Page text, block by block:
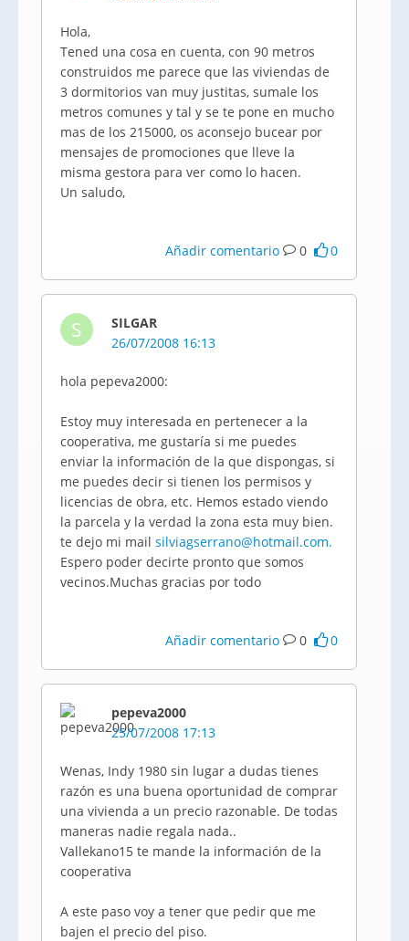
Hola,
Tened una cosa en cuenta, con 90 metros
construidos me parece que las viviendas de
3 dormitorios van muy justitas, sumale los
metros comunes y tal y se te pone en mucho
mas de los 215000, os aconsejo bucear por
mensajes de promociones que lleve la
misma gestora para ver como lo hacen.
Un saludo,
Añadir comentario 0 0
S
SILGAR
26/07/2008 16:13
hola pepeva2000:
Estoy muy interesada en pertenecer a la
cooperativa, me gustaría si me puedes
enviar la información de la que dispongas, si
me puedes decir si tienen los permisos y
licencias de obra, etc. Hemos estado viendo
la parcela y la verdad la zona esta muy bien.
te dejo mi mail silviagserrano@hotmail.com.
Espero poder decirte pronto que somos
vecinos.Muchas gracias por todo
Añadir comentario 0 0
pepeva2000
25/07/2008 17:13
Wenas, Indy 1980 sin lugar a dudas tienes
razón es una buena oportunidad de comprar
una vivienda a un precio razonable. De todas
maneras nadie regala nada..
Vallekano15 te mande la información de la
cooperativa
A este paso voy a tener que pedir que me
bajen el precio del piso.